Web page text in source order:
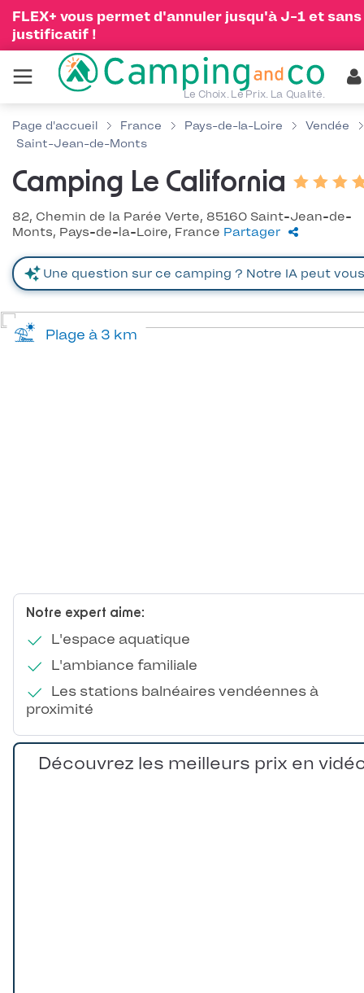
FLEX+ vous permet d'annuler jusqu'à J-1 et sans
justificatif !
Le Choix. Le Prix. La Qualité.
Page d'accueil France Pays-de-la-Loire
Vendée
Saint-Jean-de-Monts
Camping Le California
82, Chemin de la Parée Verte, 85160 Saint-Jean-de-
Monts, Pays-de-la-Loire, France Partager
Notre expert aime:
L'espace aquatique
L'ambiance familiale
Les stations balnéaires vendéennes à
proximité
Plage à 3 km
Découvrez les meilleurs prix en